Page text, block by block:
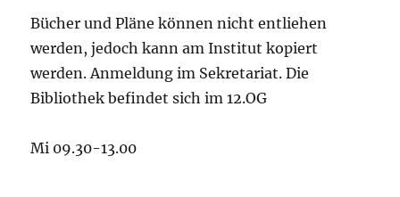
Bücher und Pläne können nicht entliehen
werden, jedoch kann am Institut kopiert
werden. Anmeldung im Sekretariat. Die
Bibliothek befindet sich im 12.OG
Mi 09.30-13.00